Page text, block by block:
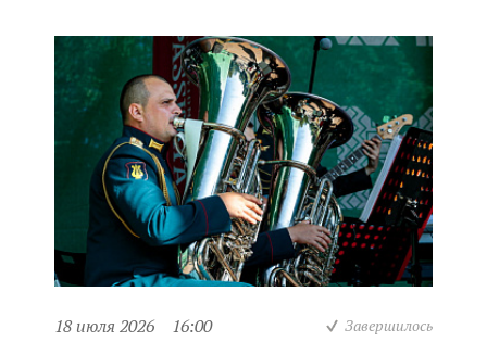
18 июля 2026 16:00 Завершилось